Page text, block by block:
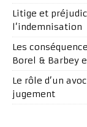
Litige et
l’indemnisation
Les
Borel & Barbey
Le rôle d’un
jugement